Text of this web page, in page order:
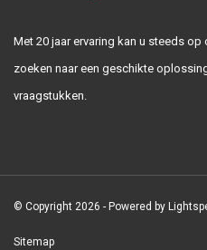
Met 20 jaar ervaring kan u steeds op
zoeken naar een geschikte
vraagstukken.
© Copyright 2026 - Powered by
Sitemap